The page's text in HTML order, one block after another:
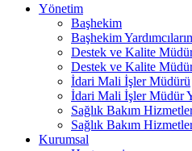
Yönetim
Başhekim
Başhekim
Destek ve Kalite
Destek ve Kalite Müdür
İdari Mali İşler Müdürü
İdari Mali İşler Müdür
Sağlık Bakım
Sağlık Bakım
Kurumsal